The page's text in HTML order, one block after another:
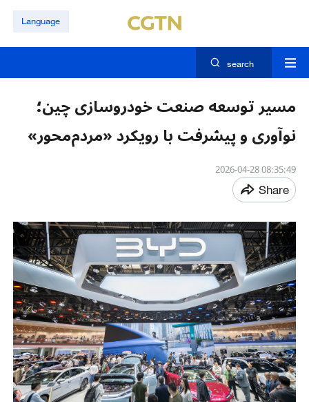
Language
search
مسیر توسعه صنعت خودروسازی چین؛
نوآوری و پیشرفت با رویکرد «مردم‌محور»
08:35:49 2026-04-28
Share